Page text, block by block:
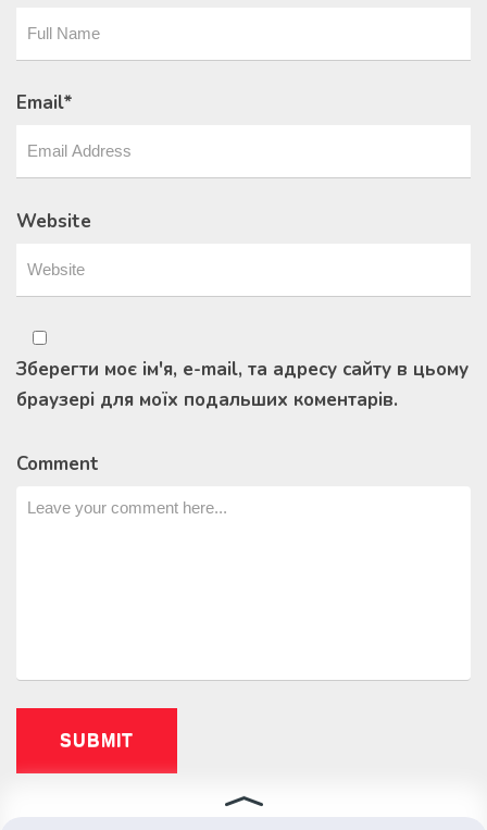
Email*
Website
Зберегти моє ім'я, e-mail, та адресу сайту в цьому
браузері для моїх подальших коментарів.
Comment